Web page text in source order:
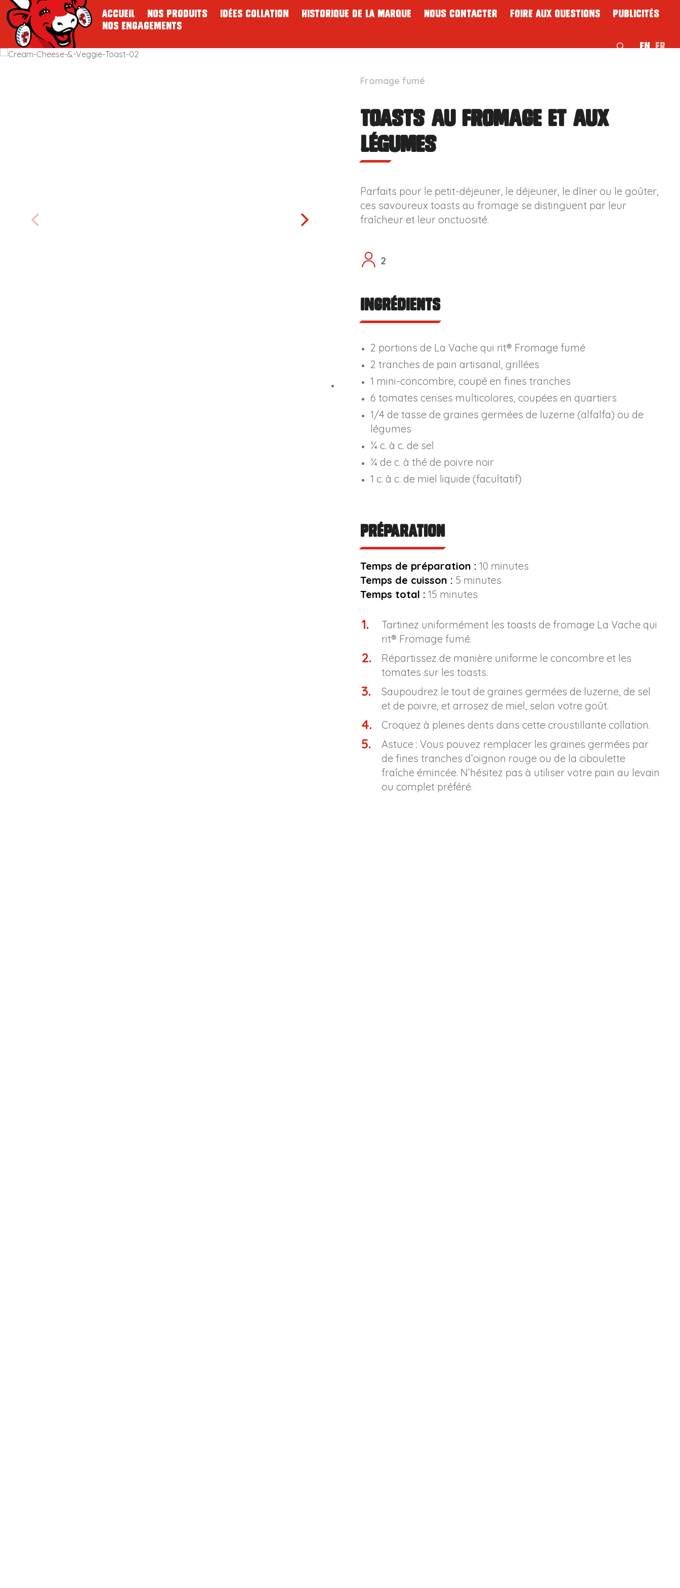
Accueil Nos Produits Idées collation Historique de la marque Nous contacter Foire Aux Questions
Publicités
Nos Engagements
EN FR
Fromage fumé
Toasts au fromage et aux
légumes
Parfaits pour le petit-déjeuner, le déjeuner, le dîner ou le goûter,
ces savoureux toasts au fromage se distinguent par leur
fraîcheur et leur onctuosité.
2
Ingrédients
2 portions de La Vache qui rit® Fromage fumé
2 tranches de pain artisanal, grillées
1 mini-concombre, coupé en fines tranches
6 tomates cerises multicolores, coupées en quartiers
1/4 de tasse de graines germées de luzerne (alfalfa) ou de
légumes
¼ c. à c. de sel
¼ de c. à thé de poivre noir
1 c. à c. de miel liquide (facultatif)
Préparation
Temps de préparation : 10 minutes
Temps de cuisson : 5 minutes
Temps total : 15 minutes
Tartinez uniformément les toasts de fromage La Vache qui
rit® Fromage fumé.
Répartissez de manière uniforme le concombre et les
tomates sur les toasts.
Saupoudrez le tout de graines germées de luzerne, de sel
et de poivre, et arrosez de miel, selon votre goût.
Croquez à pleines dents dans cette croustillante collation.
Astuce : Vous pouvez remplacer les graines germées par
de fines tranches d’oignon rouge ou de la ciboulette
fraîche émincée. N’hésitez pas à utiliser votre pain au levain
ou complet préféré.